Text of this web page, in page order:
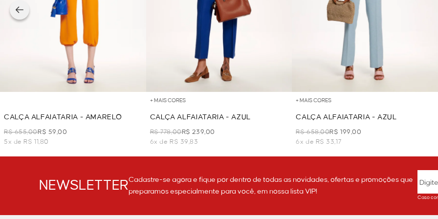
CALÇA ALFAIATARIA - AMARELO
R$ 655,00R$ 59,00
5x de R$ 11,80
+ MAIS CORES
CALÇA ALFAIATARIA - AZUL
R$ 778,00R$ 239,00
6x de R$ 39,83
+ MAIS CORES
CALÇA ALFAIATARIA - AZUL
R$ 658,00R$ 199,00
6x de R$ 33,17
NEWSLETTERCadastre-se agora e fique por dentro de todas as novidades, ofertas e promoções que
preparamos especialmente para você, em nossa lista VIP!
Caso